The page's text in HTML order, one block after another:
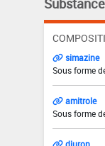
simazine
Sous forme
amitrole
Sous forme